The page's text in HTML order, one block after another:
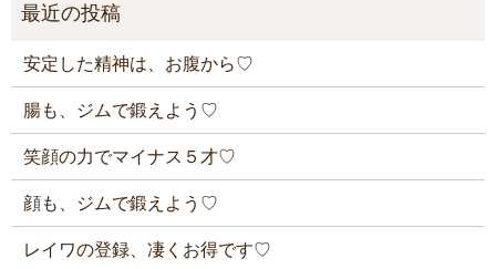
安定した精神は、お腹から♡
腸も、ジムで鍛えよう♡
笑顔の力でマイナス５才♡
顔も、ジムで鍛えよう♡
レイワの登録、凄くお得です♡